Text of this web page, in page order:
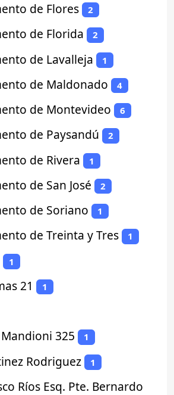
de Flores 2
de Florida 2
de Lavalleja 1
de Maldonado 4
de Montevideo 6
de Paysandú 2
de Rivera 1
de San José 2
de Soriano 1
de Treinta y Tres 1
1
21 1
325 1
Rodriguez 1
Ríos Esq. Pte. Bernardo